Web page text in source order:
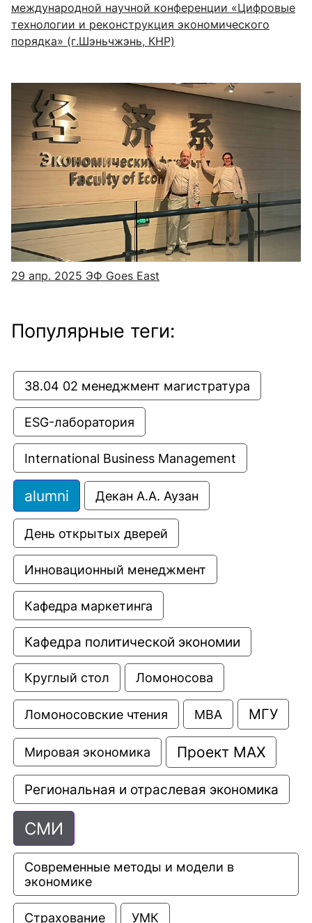
международной научной конференции «Цифровые
технологии и реконструкция экономического
порядка» (г.Шэньчжэнь, КНР)
29 апр. 2025 ЭФ Goes East
Популярные теги:
38.04 02 менеджмент магистратура
ESG-лаборатория
International Business Management
alumni Декан А.А. Аузан
День открытых дверей
Инновационный менеджмент
Кафедра маркетинга
Кафедра политической экономии
Круглый стол Ломоносова
Ломоносовские чтения МВА МГУ
Мировая экономика Проект МАХ
Региональная и отраслевая экономика
СМИ
Современные методы и модели в
экономике
Страхование УМК